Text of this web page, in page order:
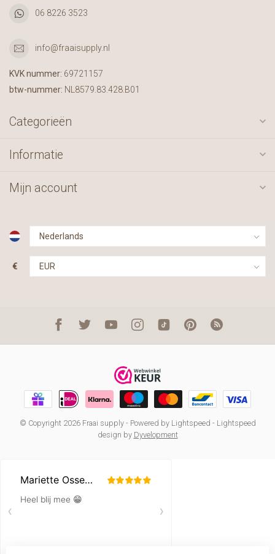
06 8226 3523
info@fraaisupply.nl
KVK nummer: 69721157
btw-nummer: NL8579.83.428.B01
Categorieën
Informatie
Mijn account
€
© Copyright 2026 Fraai supply- Powered by Lightspeed - Lightspeed
design by Dyvelopment